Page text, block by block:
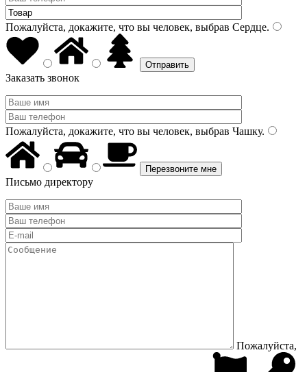
Пожалуйста, докажите, что вы человек, выбрав Сердце.
Заказать звонок
Пожалуйста, докажите, что вы человек, выбрав Чашку.
Письмо директору
Пожалуйста,